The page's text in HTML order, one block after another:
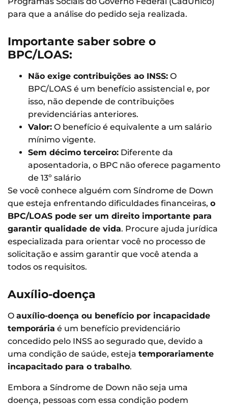
para que a análise do pedido seja realizada.
Importante saber sobre o
BPC/LOAS:
Não exige contribuições ao INSS: O
BPC/LOAS é um benefício assistencial e, por
isso, não depende de contribuições
previdenciárias anteriores.
Valor: O benefício é equivalente a um salário
mínimo vigente.
Sem décimo terceiro: Diferente da
aposentadoria, o BPC não oferece pagamento
de 13º salário
Se você conhece alguém com Síndrome de Down
que esteja enfrentando dificuldades financeiras, o
BPC/LOAS pode ser um direito importante para
garantir qualidade de vida. Procure ajuda jurídica
especializada para orientar você no processo de
solicitação e assim garantir que você atenda a
todos os requisitos.
Auxílio-doença
O auxílio-doença ou benefício por incapacidade
temporária é um benefício previdenciário
concedido pelo INSS ao segurado que, devido a
uma condição de saúde, esteja temporariamente
incapacitado para o trabalho.
Embora a Síndrome de Down não seja uma
doença, pessoas com essa condição podem